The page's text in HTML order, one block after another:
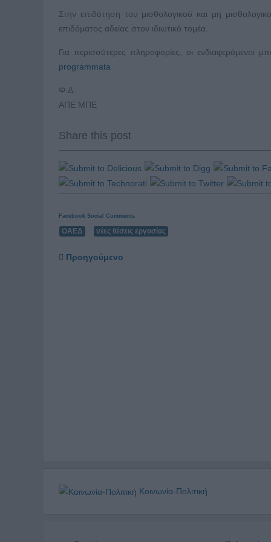
Στην επιδότηση του μισθολογικού και μη
επιδόματος αδείας στον ιδιωτικό τομέα.
Για περισσότερες πληροφορίες, οι ενδιαφερόμενοι
programmata
Φ.Δ.
ΑΠΕ ΜΠΕ
Share this post
Facebook Social Comments
ΟΑΕΔ νέες θέσεις εργασίας
Προηγούμενο
Κοινωνία-Πολιτική